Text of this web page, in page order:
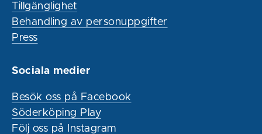
Tillgänglighet
Behandling av personuppgifter
Press
Sociala medier
Besök oss på Facebook
Söderköping Play
Följ oss på Instagram